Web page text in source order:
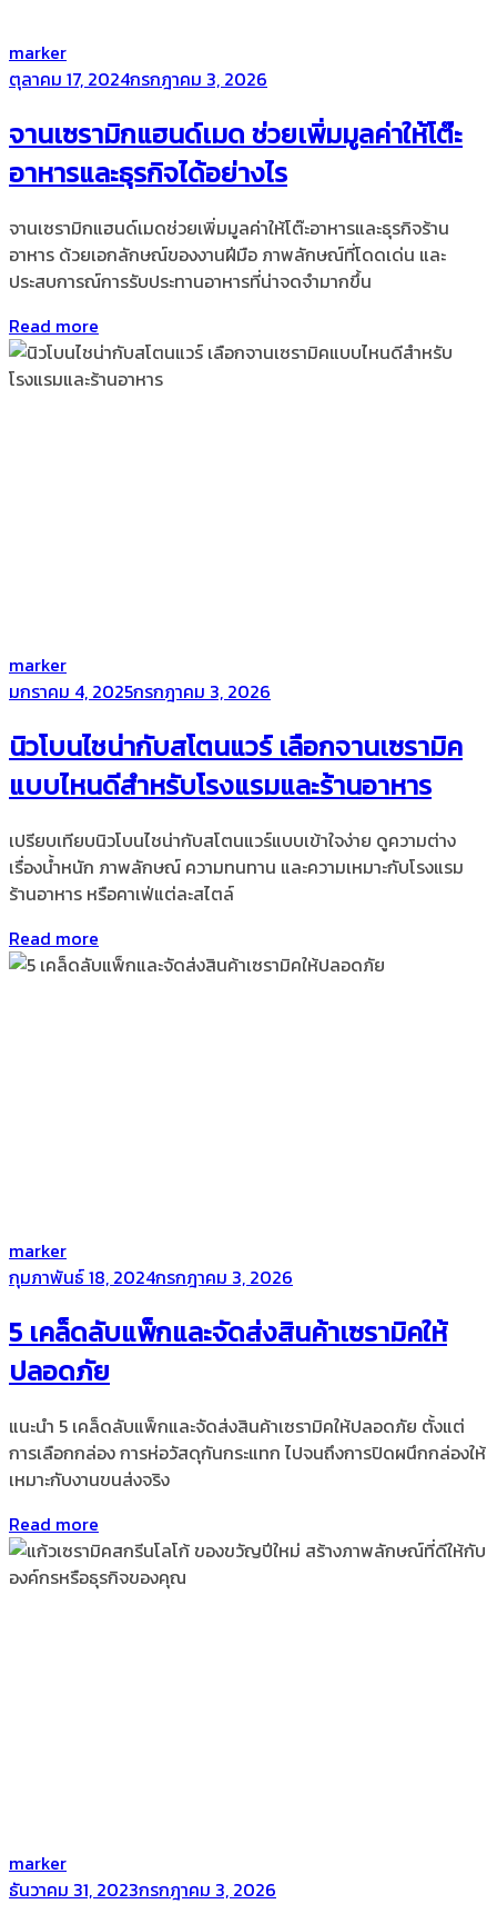
by
marker
Posted
ตุลาคม 17, 2024กรกฎาคม 3, 2026
จานเซรามิกแฮนด์เมด ช่วยเพิ่มมูลค่าให้โต๊ะ
อาหารและธุรกิจได้อย่างไร
จานเซรามิกแฮนด์เมดช่วยเพิ่มมูลค่าให้โต๊ะอาหารและธุรกิจร้าน
อาหาร ด้วยเอกลักษณ์ของงานฝีมือ ภาพลักษณ์ที่โดดเด่น และ
ประสบการณ์การรับประทานอาหารที่น่าจดจำมากขึ้น
Read more
by
marker
Posted
มกราคม 4, 2025กรกฎาคม 3, 2026
นิวโบนไชน่ากับสโตนแวร์ เลือกจานเซรามิค
แบบไหนดีสำหรับโรงแรมและร้านอาหาร
เปรียบเทียบนิวโบนไชน่ากับสโตนแวร์แบบเข้าใจง่าย ดูความต่าง
เรื่องน้ำหนัก ภาพลักษณ์ ความทนทาน และความเหมาะกับโรงแรม
ร้านอาหาร หรือคาเฟ่แต่ละสไตล์
Read more
by
marker
Posted
กุมภาพันธ์ 18, 2024กรกฎาคม 3, 2026
5 เคล็ดลับแพ็กและจัดส่งสินค้าเซรามิคให้
ปลอดภัย
แนะนำ 5 เคล็ดลับแพ็กและจัดส่งสินค้าเซรามิคให้ปลอดภัย ตั้งแต่
การเลือกกล่อง การห่อวัสดุกันกระแทก ไปจนถึงการปิดผนึกกล่องให้
เหมาะกับงานขนส่งจริง
Read more
by
marker
Posted
ธันวาคม 31, 2023กรกฎาคม 3, 2026